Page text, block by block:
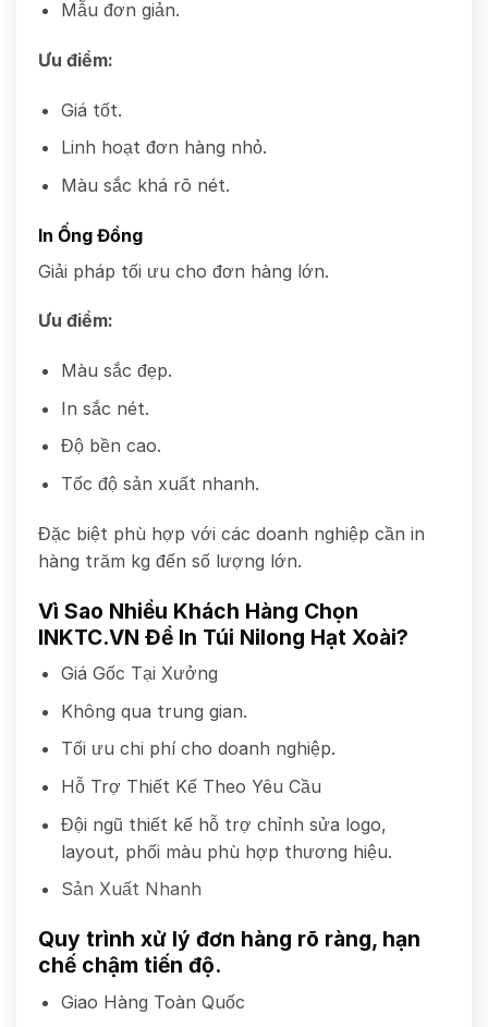
Mẫu đơn giản.
Ưu điểm:
Giá tốt.
Linh hoạt đơn hàng nhỏ.
Màu sắc khá rõ nét.
In Ống Đồng
Giải pháp tối ưu cho đơn hàng lớn.
Ưu điểm:
Màu sắc đẹp.
In sắc nét.
Độ bền cao.
Tốc độ sản xuất nhanh.
Đặc biệt phù hợp với các doanh nghiệp cần in
hàng trăm kg đến số lượng lớn.
Vì Sao Nhiều Khách Hàng Chọn
INKTC.VN Để In Túi Nilong Hạt Xoài?
Giá Gốc Tại Xưởng
Không qua trung gian.
Tối ưu chi phí cho doanh nghiệp.
Hỗ Trợ Thiết Kế Theo Yêu Cầu
Đội ngũ thiết kế hỗ trợ chỉnh sửa logo,
layout, phối màu phù hợp thương hiệu.
Sản Xuất Nhanh
Quy trình xử lý đơn hàng rõ ràng, hạn
chế chậm tiến độ.
Giao Hàng Toàn Quốc